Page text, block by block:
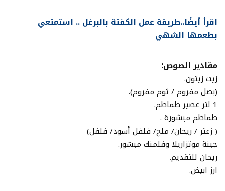
اقرأ أيضًا..طريقة عمل الكفتة بالبرغل .. استمتعي
بطعمها الشهي
مقادير الصوص:
زيت زيتون.
(بصل مفروم / ثوم مفروم).
1 لتر عصير طماطم.
طماطم مبشورة .
( زعتر / ريحان/ ملح/ فلفل أسود/ فلفل)
جبنة موتزاريلا وفلمنك مبشور.
ريحان للتقديم.
ارز ابيض.